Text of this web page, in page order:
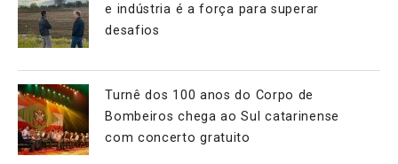
e indústria é a força para superar
desafios
Turnê dos 100 anos do Corpo de
Bombeiros chega ao Sul catarinense
com concerto gratuito